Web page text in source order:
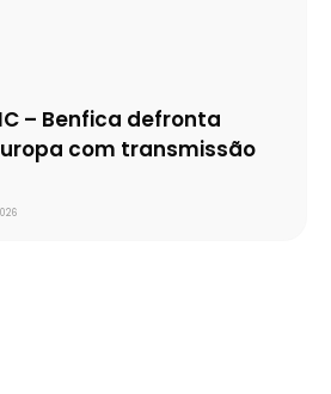
– Benfica defronta
com transmissão